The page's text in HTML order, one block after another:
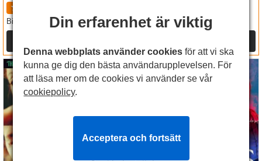
Biljetter
SEK205
BiljetterfrånSEK205
August: Osage County Amadeus
Din erfarenhet är viktig
Denna webbplats använder cookies för att vi ska
kunna ge dig den bästa användarupplevelsen. För
att läsa mer om de cookies vi använder se vår
cookiepolicy.
Acceptera och fortsätt